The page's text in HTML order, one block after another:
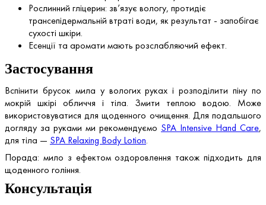
Рослинний гліцерин: зв’язує вологу, протидіє
трансепідермальній втраті води, як результат - запобігає
сухості шкіри.
Есенції та аромати мають розслабляючий ефект.
Застосування
Вспінити брусок мила у вологих руках і розподілити піну по
мокрій шкірі обличчя і тіла. Змити теплою водою. Може
використовуватися для щоденного очищення. Для подальшого
догляду за руками ми рекомендуємо SРА Intensive Hand Care,
для тіла — SРА Relaxing Body Lotion.
Порада: мило з ефектом оздоровлення також підходить для
щоденного гоління.
Консультація